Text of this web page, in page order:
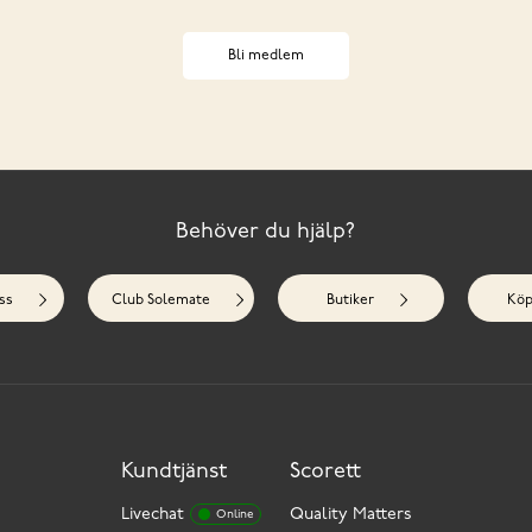
Bli medlem
Behöver du hjälp?
Club Solemate Butiker
Kundtjänst
Livechat Online
Scorett
Quality Matters